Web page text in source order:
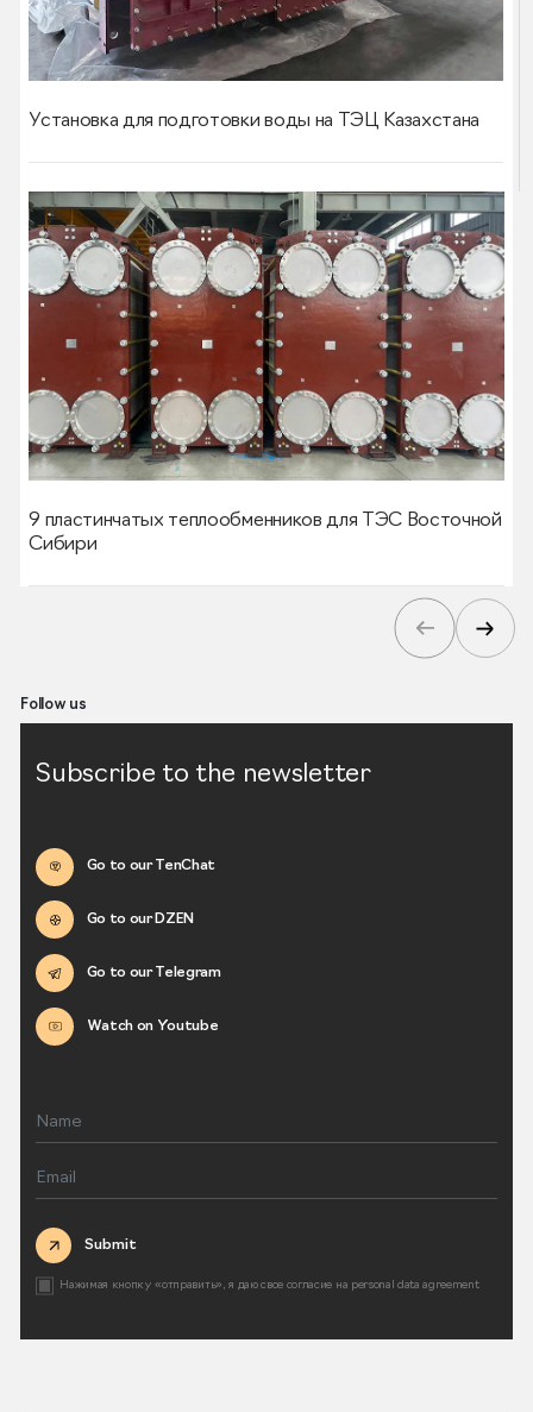
Установка для подготовки воды на ТЭЦ Казахстана
9 пластинчатых теплообменников для ТЭС Восточной
Сибири
Follow us
Subscribe to the newsletter
Go to our TenChat
Go to our DZEN
Go to our Telegram
Watch on Youtube
Submit
Нажимая кнопку «отправить», я даю свое согласие на personal data agreement